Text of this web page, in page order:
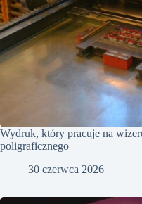
Wydruk, który pracuje na
poligraficznego
30 czerwca 2026